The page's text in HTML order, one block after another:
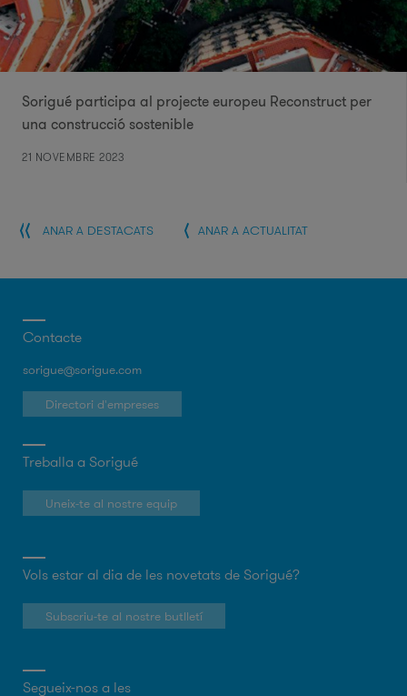
Sorigué participa al projecte europeu Reconstruct per
una construcció sostenible
21 NOVEMBRE 2023
ANAR A DESTACATS ANAR A ACTUALITAT
Contacte
sorigue@sorigue.com
Directori d'empreses
Treballa a Sorigué
Uneix-te al nostre equip
Vols estar al dia de les novetats de Sorigué?
Subscriu-te al nostre butlletí
Segueix-nos a les